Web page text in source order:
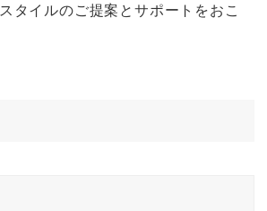
タイルのご提案とサポートをおこ